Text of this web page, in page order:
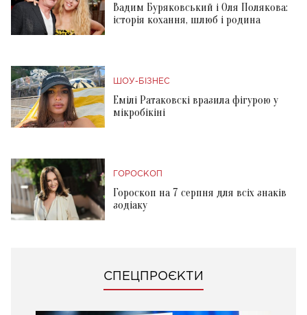
Вадим Буряковський і Оля Полякова:
історія кохання, шлюб і родина
ШОУ-БІЗНЕС
Емілі Ратаковскі вразила фігурою у
мікробікіні
ГОРОСКОП
Гороскоп на 7 серпня для всіх знаків
зодіаку
СПЕЦПРОЄКТИ